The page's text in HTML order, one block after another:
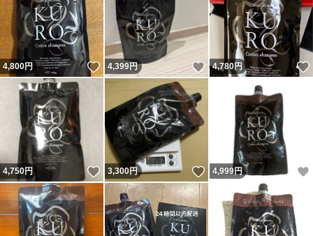
4,800円 いいね！
4,399円 いいね！
4,780円
4,750円 いいね！
3,300円 いいね！
4,999円